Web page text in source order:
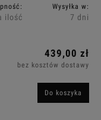
ilość
Wysyłka w:
7 dni
439,00 zł
bez kosztów dostawy
Do koszyka